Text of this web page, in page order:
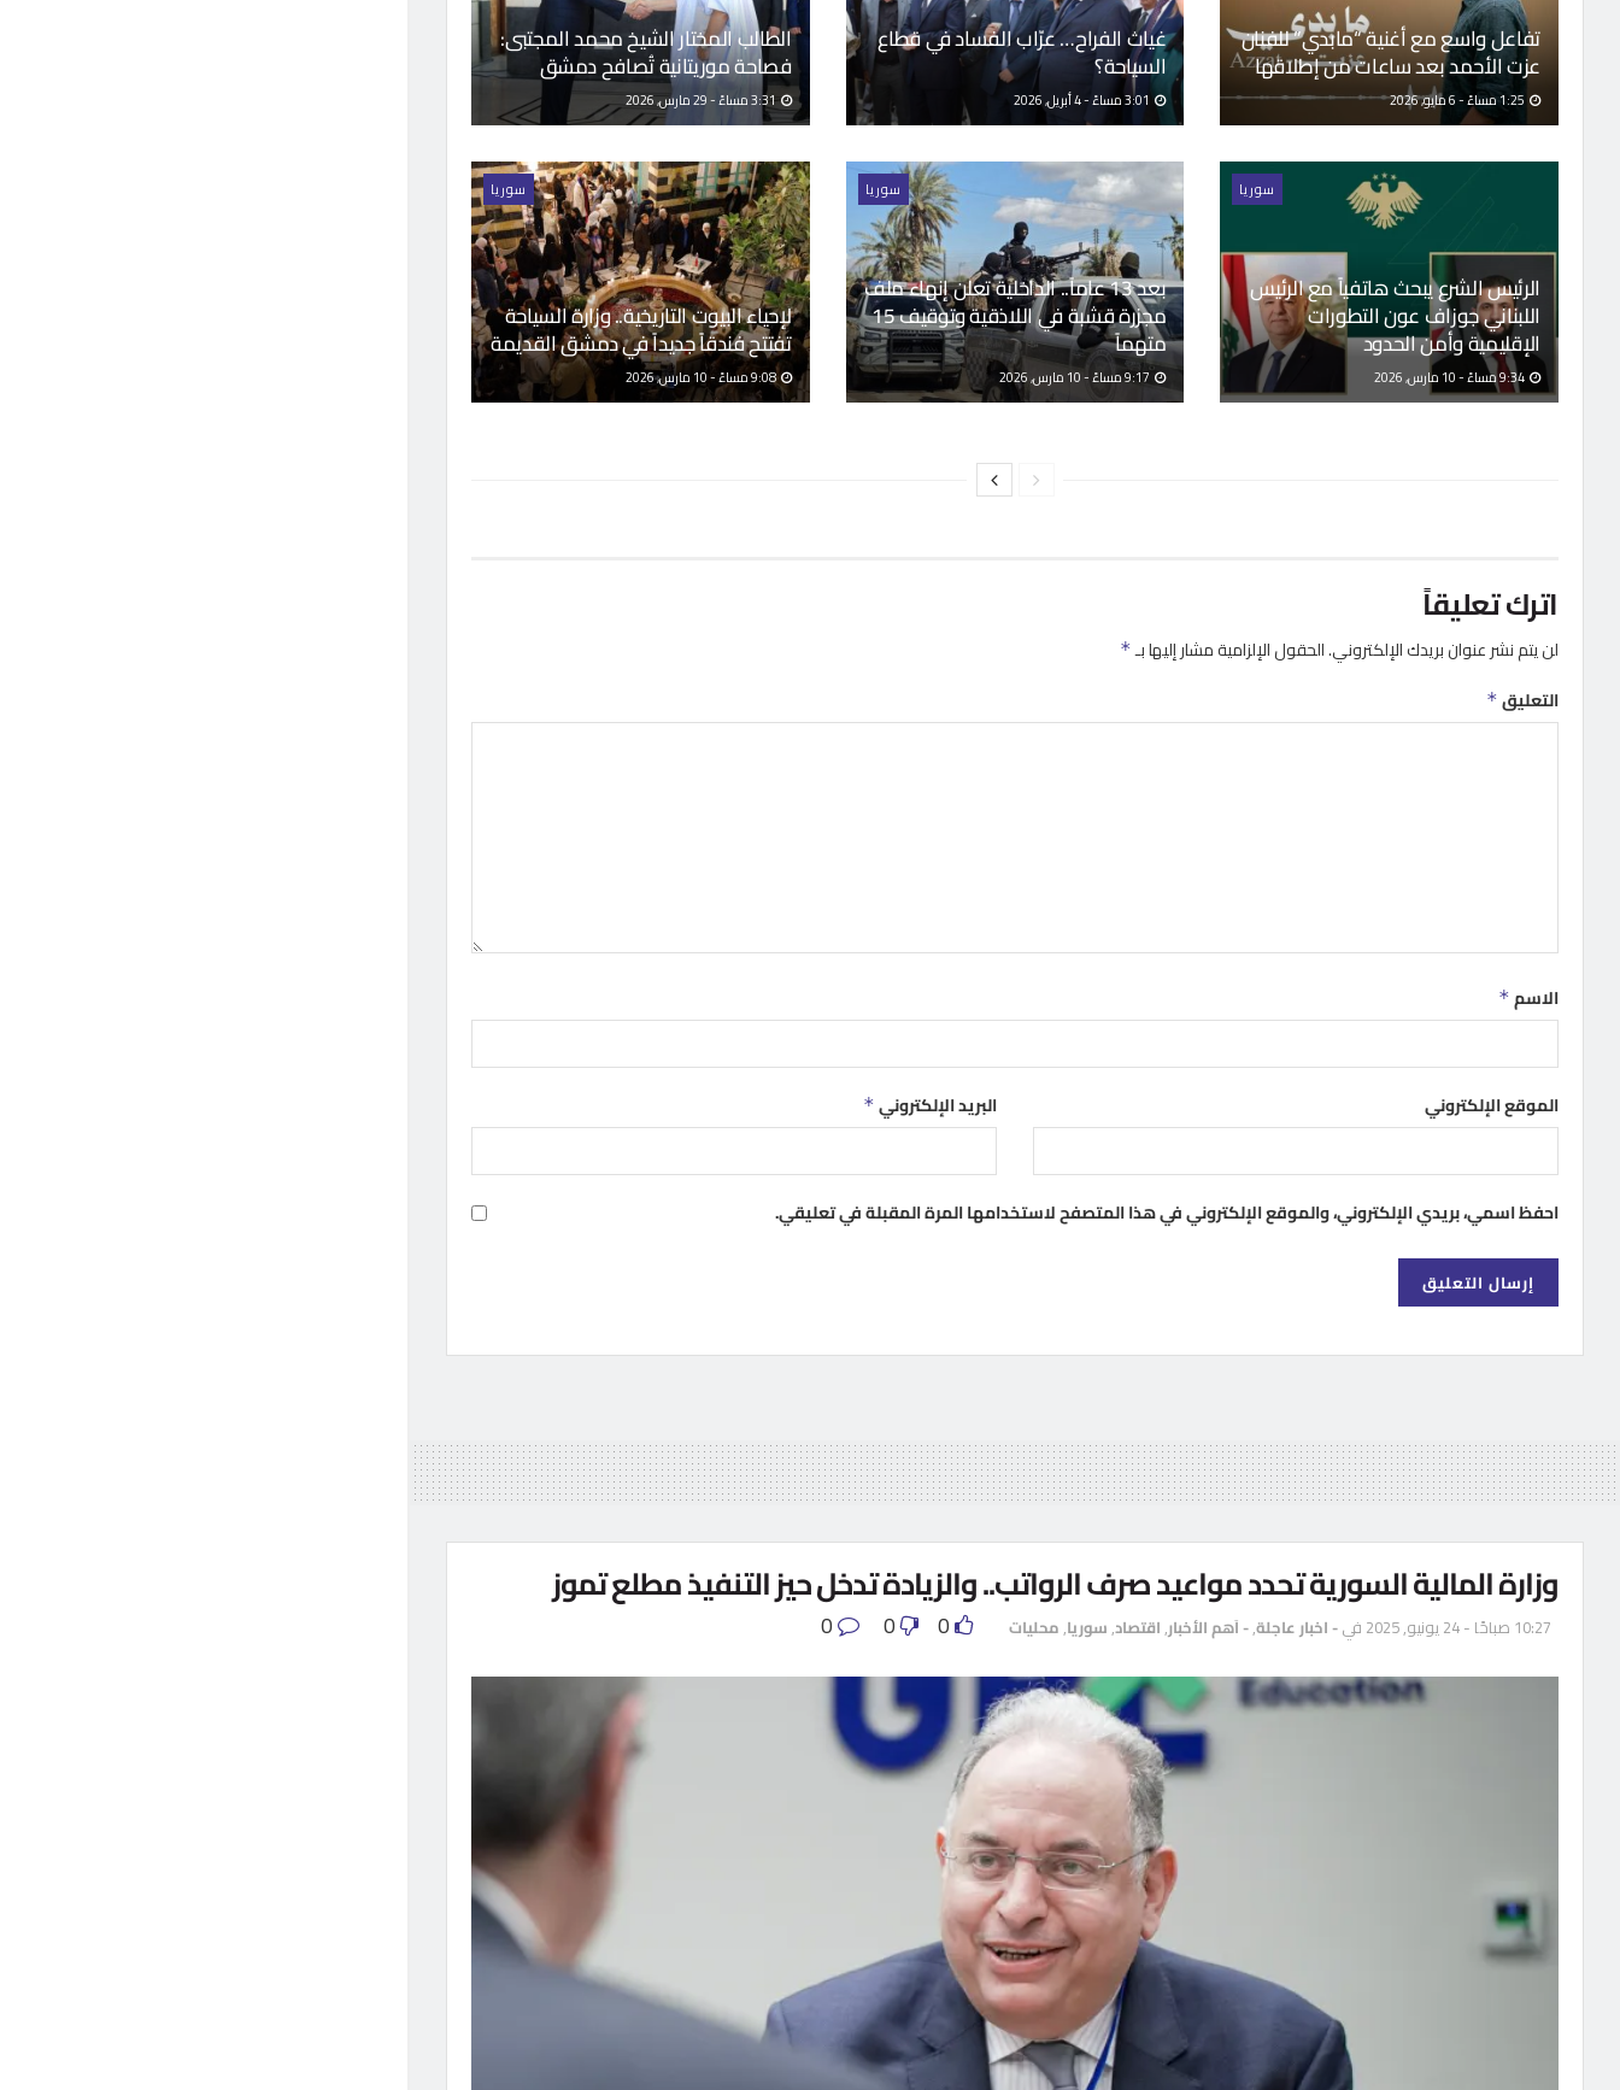
تفاعل واسع مع أغنية “مابدي” للفنان
عزت الأحمد بعد ساعات من إطلاقها
غياث الفراح… عرّاب الفساد في قطاع
السياحة؟
الطالب المختار الشيخ محمد المجتبى:
فصاحة موريتانية تُصافح دمشق
3:31 مساءً - 29 مارس, 2026
سوريا
الرئيس الشرع يبحث هاتفياً مع الرئيس
اللبناني جوزاف عون التطورات
الإقليمية وأمن الحدود
سوريا
بعد 13 عاماً.. الداخلية تعلن إنهاء ملف
مجزرة قشبة في اللاذقية وتوقيف 15
متهماً
9:17 مساءً - 10 مارس, 2026
سوريا
لإحياء البيوت التاريخية.. وزارة السياحة
تفتتح فندقاً جديداً في دمشق القديمة
9:08 مساءً - 10 مارس, 2026
اترك تعليقاً
لن يتم نشر عنوان بريدك الإلكتروني.الحقول الإلزامية مشار إليها بـ *
التعليق *
الاسم *
البريد الإلكتروني * الموقع الإلكتروني
احفظ اسمي، بريدي الإلكتروني، والموقع الإلكتروني في هذا المتصفح لاستخدامها المرة المقبلة في تعليقي.
وزارة المالية السورية تحدد مواعيد صرف الرواتب.. والزيادة تدخل حيز التنفيذ مطلع تموز
10:27 صباحًا - 24 يونيو, 2025 في- اخبار عاجلة,- اَهم الأخبار,اقتصاد,سوريا,محليات 0
0